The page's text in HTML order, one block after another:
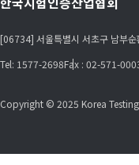
[06734] 서울특별시 서초구 남부
Tel: 1577-2698Fax : 02-571-
Copyright © 2025 Korea